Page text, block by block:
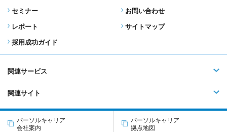
セミナー
レポート
採用成功ガイド
お問い合わせ
サイトマップ
関連サービス
関連サイト
パーソルキャリア
会社案内
パーソルキャリア
拠点地図